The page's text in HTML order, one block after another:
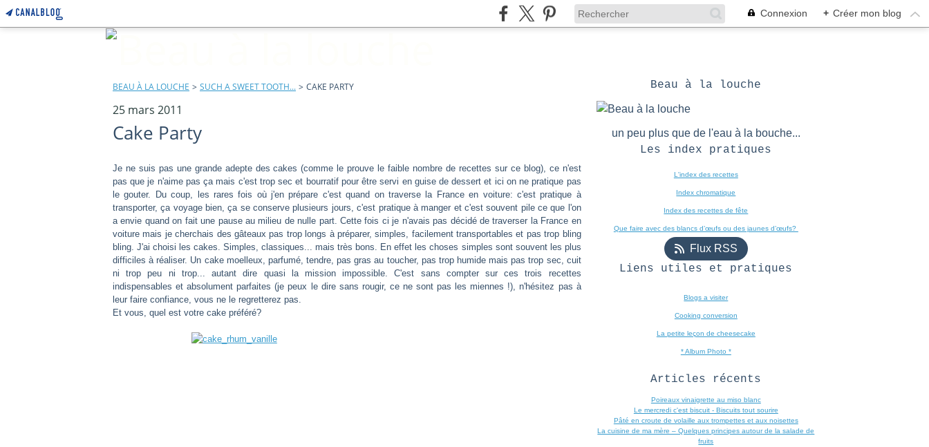
Connexion + Créer mon blog
BEAU À LA LOUCHE > SUCH A SWEET TOOTH... > CAKE PARTY
25 mars 2011
Cake Party
Je ne suis pas une grande adepte des cakes (comme le prouve le faible nombre de recettes sur ce blog), ce n'est
pas que je n'aime pas ça mais c'est trop sec et bourratif pour être servi en guise de dessert et ici on ne pratique pas
le gouter. Du coup, les rares fois où j'en prépare c'est quand on traverse la France en voiture: c'est pratique à
transporter, ça voyage bien, ça se conserve plusieurs jours, c'est pratique à manger et c'est souvent pile ce que l'on
a envie quand on fait une pause au milieu de nulle part. Cette fois ci je n'avais pas décidé de traverser la France en
voiture mais je cherchais des gâteaux pas trop longs à préparer, simples, facilement transportables et pas trop bling
bling. J'ai choisi les cakes. Simples, classiques... mais très bons. En effet les choses simples sont souvent les plus
difficiles à réaliser. Un cake moelleux, parfumé, tendre, pas gras au toucher, pas trop humide mais pas trop sec, cuit
ni trop peu ni trop... autant dire quasi la mission impossible. C'est sans compter sur ces trois recettes
indispensables et absolument parfaites (je peux le dire sans rougir, ce ne sont pas les miennes !), n'hésitez pas à
leur faire confiance, vous ne le regretterez pas.
Et vous, quel est votre cake préféré?
Beau à la louche
un peu plus que de l'eau à la bouche...
Les index pratiques
L'index des recettes
Index chromatique
Index des recettes de fête
Que faire avec des blancs d’œufs ou des jaunes d’œufs?
Flux RSS
Liens utiles et pratiques
Blogs a visiter
Cooking conversion
La petite leçon de cheesecake
* Album Photo *
Articles récents
Poireaux vinaigrette au miso blanc
Le mercredi c'est biscuit - Biscuits tout sourire
Pâté en croute de volaille aux trompettes et aux noisettes
La cuisine de ma mère – Quelques principes autour de la salade de
fruits